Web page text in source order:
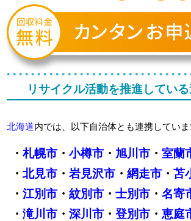
リサイクル活動を推進してい
北海道内では、以下自治体とも連携していま
・ 札幌市・ 小樽市・ 旭川市・ 室蘭
・ 北見市・ 岩見沢市・ 網走市・ 苫
・ 江別市・ 紋別市・ 士別市・ 名寄
・ 滝川市・ 深川市・ 登別市・ 恵庭